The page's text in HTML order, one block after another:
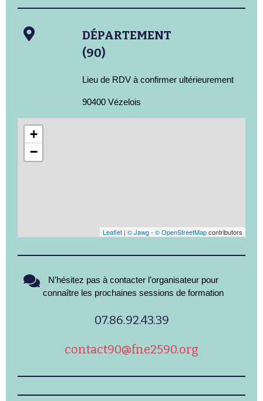
DÉPARTEMENT
(90)
Lieu de RDV à confirmer ultérieurement
90400 Vézelois
+
−
Leaflet | © Jawg- © OpenStreetMapcontributors
N’hésitez pas à contacter l’organisateur pour
connaître les prochaines sessions de formation
07.86.92.43.39
contact90@fne2590.org